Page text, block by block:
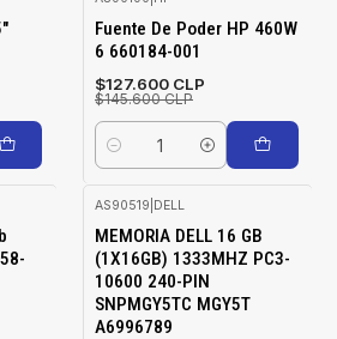
-12%
OFF
Fuente De Poder HP 460W
6 660184-001
$127.600 CLP
$145.600 CLP
Cantidad
-43%
OFF
AS90519 DELL
MEMORIA DELL 16 GB
(1X16GB) 1333MHZ PC3-
10600 240-PIN
SNPMGY5TC MGY5T
A6996789